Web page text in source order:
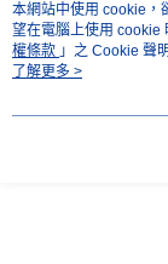
本網站中使用 cookie，
望在電腦上使用 cookie
權條款 」之 Cookie 聲
用條款之 Cookie 聲明
了解更多 >